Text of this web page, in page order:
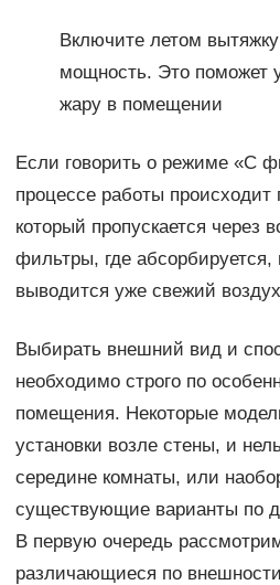
Включите летом
мощность. Это поможет
жару в помещении
Если говорить о режиме «С
процессе работы происходит
который пропускается через
фильтры, где
выводится уже свежий
Выбирать внешний вид и
необходимо строго по
помещения. Некоторые
установки возле стены, и
середине комнаты, или
существующие варианты по
В первую очередь
различающиеся по